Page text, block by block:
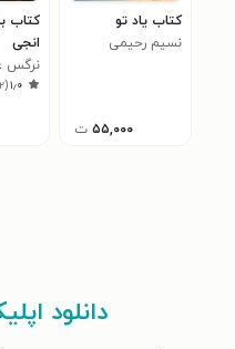
کتاب یاد تو
نسیم رحیمی
۵۵,۰۰۰ ت
کتاب
انجی
نرگس
۱٫۰(۲
دانلود